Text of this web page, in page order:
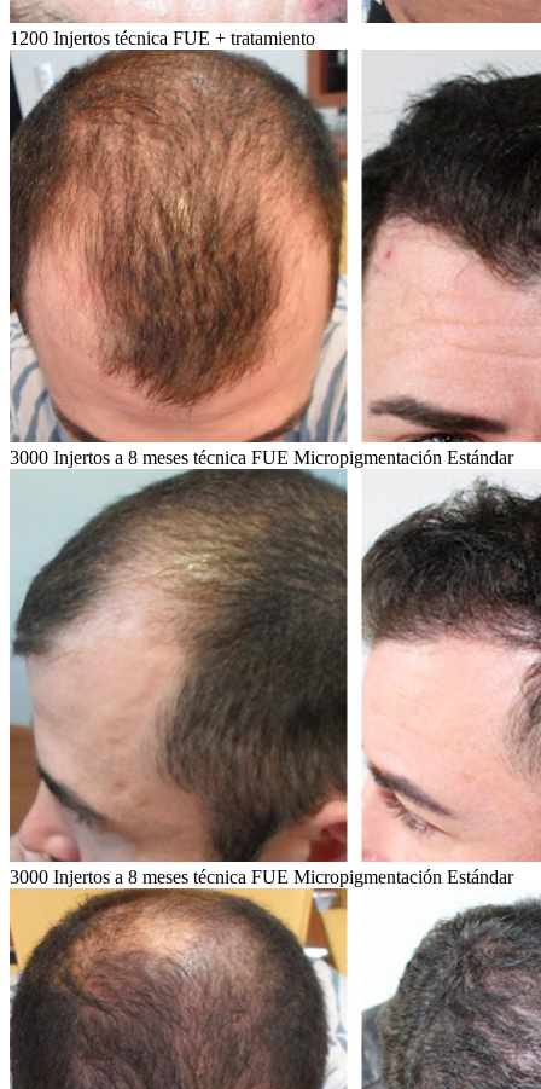
1200 Injertos técnica FUE + tratamiento
3000 Injertos a 8 meses técnica FUE Micropigmentación Estándar
3000 Injertos a 8 meses técnica FUE Micropigmentación Estándar